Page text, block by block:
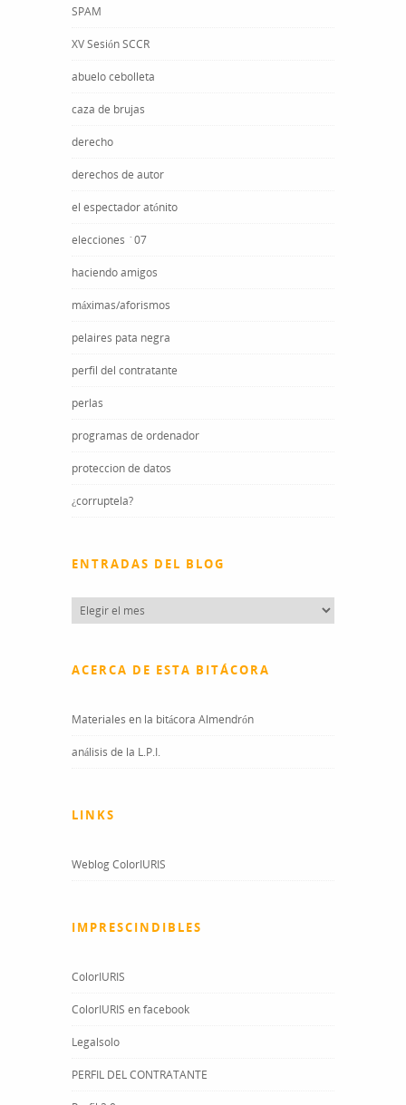
SPAM
XV Sesión SCCR
abuelo cebolleta
caza de brujas
derecho
derechos de autor
el espectador atónito
elecciones ´07
haciendo amigos
máximas/aforismos
pelaires pata negra
perfil del contratante
perlas
programas de ordenador
proteccion de datos
¿corruptela?
ENTRADAS DEL BLOG
Entradas
del
ACERCA DE ESTA BITÁCORA
Materiales en la bitácora Almendrón
análisis de la L.P.I.
LINKS
Weblog ColorIURIS
IMPRESCINDIBLES
ColorIURIS
ColorIURIS en facebook
Legalsolo
PERFIL DEL CONTRATANTE